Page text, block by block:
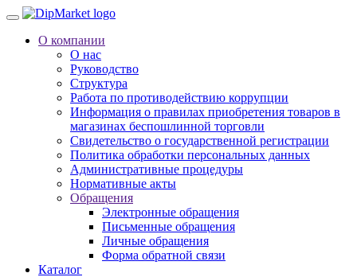
О компании
О нас
Руководство
Структура
Работа по противодействию коррупции
Информация о правилах приобретения товаров в
магазинах беспошлинной торговли
Свидетельство о государственной регистрации
Политика обработки персональных данных
Административные процедуры
Нормативные акты
Обращения
Электронные обращения
Письменные обращения
Личные обращения
Форма обратной связи
Каталог